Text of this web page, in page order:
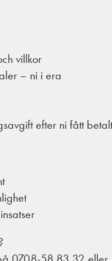
villkor
– ni i era
efter ni fått betalt